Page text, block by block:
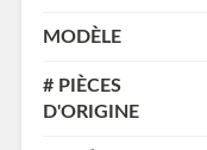
MODÈLE
# PIÈCES
D'ORIGINE